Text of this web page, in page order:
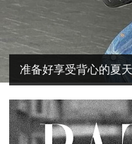
准备好享受背心的夏